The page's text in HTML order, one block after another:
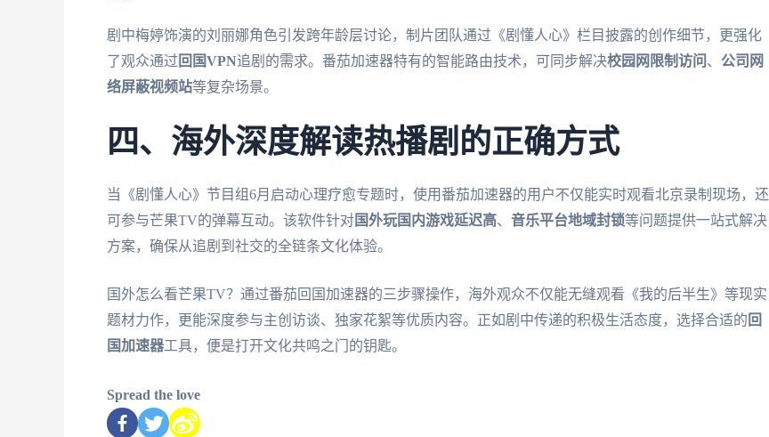
剧中梅婷饰演的刘丽娜角色引发跨年龄层讨论，制片团队通过《剧懂人心》栏目披露的创作细节，更强化
了观众通过 回国VPN追剧的需求。番茄加速器特有的智能路由技术，可同步解决校园网限制访问 、 公司网
络屏蔽视频站等复杂场景。
四、海外深度解读热播剧的正确方式
当《剧懂人心》节目组6月启动心理疗愈专题时，使用番茄加速器的用户不仅能实时观看北京录制现场，还
可参与芒果TV的弹幕互动。该软件针对国外玩国内游戏延迟高、 音乐平台地域封锁等问题提供一站式解决
方案，确保从追剧到社交的全链条文化体验。
国外怎么看芒果TV？通过番茄回国加速器的三步骤操作，海外观众不仅能无缝观看《我的后半生》等现实
题材力作，更能深度参与主创访谈、独家花絮等优质内容。正如剧中传递的积极生活态度，选择合适的 回
国加速器工具，便是打开文化共鸣之门的钥匙。
Spread the love